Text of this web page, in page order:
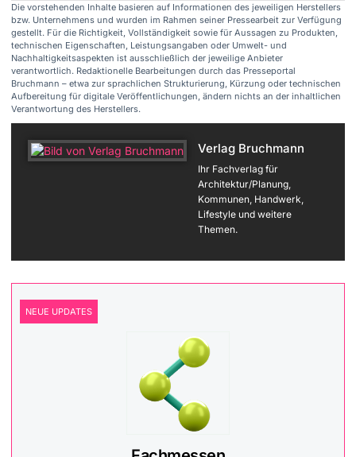
Die vorstehenden Inhalte basieren auf Informationen des jeweiligen Herstellers
bzw. Unternehmens und wurden im Rahmen seiner Pressearbeit zur Verfügung
gestellt. Für die Richtigkeit, Vollständigkeit sowie für Aussagen zu Produkten,
technischen Eigenschaften, Leistungsangaben oder Umwelt- und
Nachhaltigkeitsaspekten ist ausschließlich der jeweilige Anbieter
verantwortlich. Redaktionelle Bearbeitungen durch das Presseportal
Bruchmann – etwa zur sprachlichen Strukturierung, Kürzung oder technischen
Aufbereitung für digitale Veröffentlichungen, ändern nichts an der inhaltlichen
Verantwortung des Herstellers.
Verlag Bruchmann
Ihr Fachverlag für
Architektur/Planung,
Kommunen, Handwerk,
Lifestyle und weitere
Themen.
NEUE UPDATES